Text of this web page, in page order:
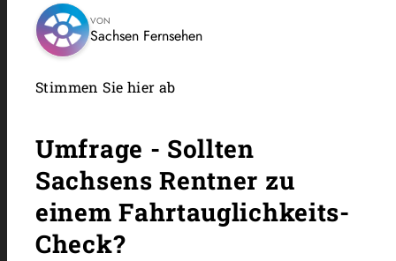
VON
Sachsen Fernsehen
Stimmen Sie hier ab
Umfrage - Sollten
Sachsens Rentner zu
einem Fahrtauglichkeits-
Check?